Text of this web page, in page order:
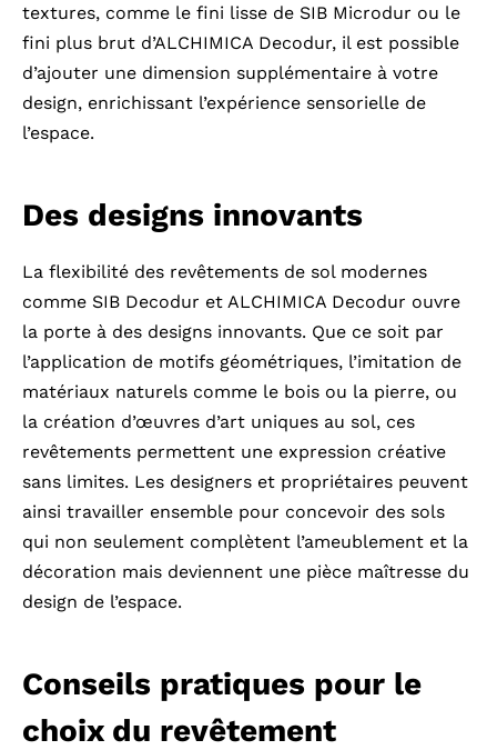
textures, comme le fini lisse de SIB Microdur ou le
fini plus brut d’ALCHIMICA Decodur, il est possible
d’ajouter une dimension supplémentaire à votre
design, enrichissant l’expérience sensorielle de
l’espace.
Des designs innovants
La flexibilité des revêtements de sol modernes
comme SIB Decodur et ALCHIMICA Decodur ouvre
la porte à des designs innovants. Que ce soit par
l’application de motifs géométriques, l’imitation de
matériaux naturels comme le bois ou la pierre, ou
la création d’œuvres d’art uniques au sol, ces
revêtements permettent une expression créative
sans limites. Les designers et propriétaires peuvent
ainsi travailler ensemble pour concevoir des sols
qui non seulement complètent l’ameublement et la
décoration mais deviennent une pièce maîtresse du
design de l’espace.
Conseils pratiques pour le
choix du revêtement